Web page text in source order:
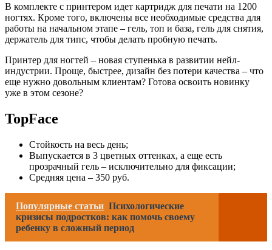
В комплекте с принтером идет картридж для печати на 1200
ногтях. Кроме того, включены все необходимые средства для
работы на начальном этапе – гель, топ и база, гель для снятия,
держатель для типс, чтобы делать пробную печать.
Принтер для ногтей – новая ступенька в развитии нейл-
индустрии. Проще, быстрее, дизайн без потери качества – что
еще нужно довольным клиентам? Готова освоить новинку
уже в этом сезоне?
TopFace
Стойкость на весь день;
Выпускается в 3 цветных оттенках, а еще есть
прозрачный гель – исключительно для фиксации;
Средняя цена – 350 руб.
Популярные статьи Психологические
кризисы подростков: как помочь своему
ребенку в сложный период